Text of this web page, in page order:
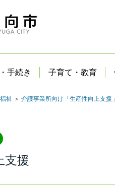
手続き 子育て・教育
祉 ＞ 介護事業所向け「生産性向上支援」
支援